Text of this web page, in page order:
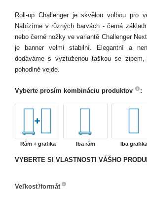
Roll-up Challenger je skvělou volbou pro
Nabízíme v různých barvách - černá
nebo černé nožky ve variantě Challenger
je banner velmi stabilní. Elegantní a
dodáváme s vyztuženou taškou se
pohodlně vejde.
Vyberte prosím kombináciu produktov :
Rám + grafika Iba rám Iba grafika
VYBERTE SI VLASTNOSTI VÁŠHO
Veľkosť/formát